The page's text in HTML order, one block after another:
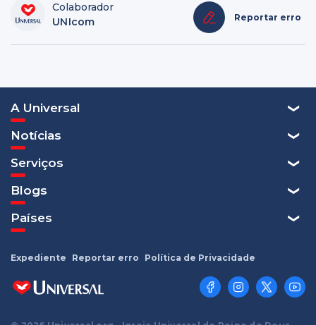
Colaborador
UNIcom
Reportar erro
A Universal
Notícias
Serviços
Blogs
Países
Expediente Reportar erro Política de Privacidade